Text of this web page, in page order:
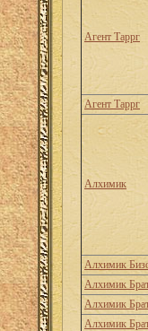
Агент Таррг
Агент Таррг
Алхимик
Алхимик
Алхимик
Алхимик
Алхимик